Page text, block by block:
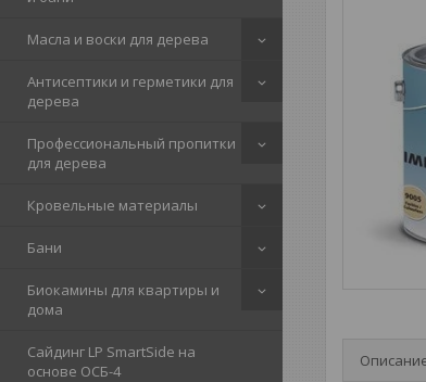
Масла и воски для дерева
Антисептики и герметики для
дерева
Профессиональный пропитки
для дерева
Кровельные материалы
Бани
Биокамины для квартиры и
дома
Сайдинг LP SmartSide на
основе ОСБ-4